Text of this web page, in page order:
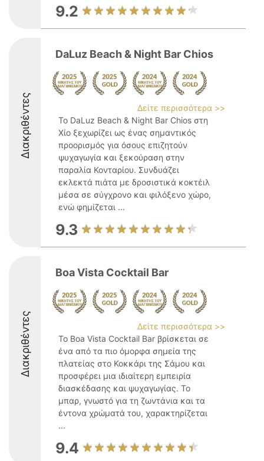
9.2
Διακριθέντες
DaLuz Beach & Night Bar Chios
Δείτε περισσότερα >>
Το DaLuz Beach & Night Bar Chios στη
Χίο ξεχωρίζει ως ένας σημαντικός
προορισμός για όσους επιζητούν
ψυχαγωγία και ξεκούραση στην
παραλία Κονταρίου. Συνδυάζει
εκλεκτά πιάτα με δροσιστικά κοκτέιλ
μέσα σε σύγχρονο και φιλόξενο χώρο,
ενώ φημίζεται ...
9.3
Διακριθέντες
Boa Vista Cocktail Bar
Δείτε περισσότερα >>
Το Boa Vista Cocktail Bar βρίσκεται σε
ένα από τα πιο όμορφα σημεία της
πλατείας στο Κοκκάρι της Σάμου και
προσφέρει μια ιδιαίτερη εμπειρία
διασκέδασης και ψυχαγωγίας. Το
μπαρ, γνωστό για τη ζωντάνια και τα
έντονα χρώματά του, χαρακτηρίζεται
...
9.4